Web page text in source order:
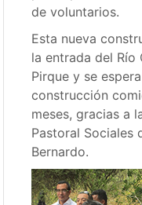
de voluntarios.
Esta nueva
la entrada del Río
Pirque y se
construcción
meses, gracias a
Pastoral Sociales
Bernardo.